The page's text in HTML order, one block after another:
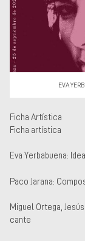
culturales
Teatros y salas
Festivales
Circuitos y rutas
EVA
Ficha Artística
Ficha artística
Eva Yerbabuena:
Paco Jarana:
Miguel Ortega,
cante